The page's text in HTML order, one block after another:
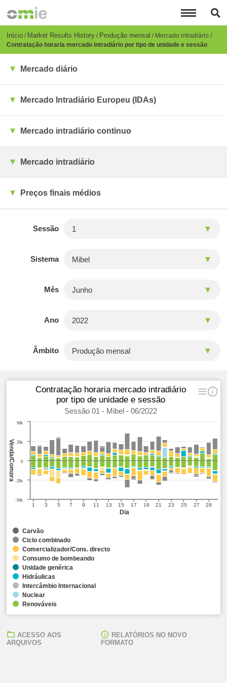
para
conteúdo
principal
Breadcrumb
Início Market Results History Produção mensal
Mercado intradiário
Contratação horaria mercado intradiário por tipo de unidade e sessão
Mercado diário
Mercado Intradiário Europeu (IDAs)
Mercado intradiário continuo
Mercado intradiário
Preços finais médios
Sessão
Sistema
Mês
Ano
Âmbito
Dia
Venda/Compra
Contratação horaria mercado intradiário
por tipo de unidade e sessão
Sessão 01 - Mibel - 06/2022
1 3 5 7 9 11 13 15 17 19 21 23 25 27 29
0
-50k
-25k
25k
50k
Carvão
Ciclo combinado
Comercializador/Cons. directo
Consumo de bombeando
Unidade genérica
Hidráulicas
Intercâmbio Internacional
Nuclear
Renováveis
ACESSO AOS
ARQUIVOS
RELATÓRIOS NO NOVO
FORMATO